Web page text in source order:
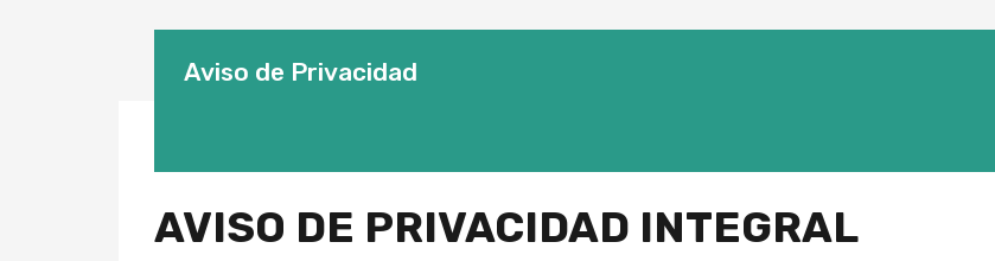
Aviso de Privacidad
AVISO DE PRIVACIDAD INTEGRAL